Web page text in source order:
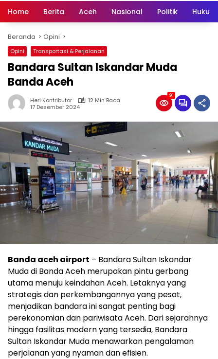
Home Berita Aceh Nasional Politik
Beranda Opini
Opini Transportasi & Perjalanan
Bandara Sultan Iskandar Muda
Banda Aceh
Heri Kontributor
12 Min Baca
17 Desember 2024
91
Banda aceh airport – Bandara Sultan Iskandar
Muda di Banda Aceh merupakan pintu gerbang
utama menuju keindahan Aceh. Letaknya yang
strategis dan perkembangannya yang pesat,
menjadikan bandara ini sangat penting bagi
perekonomian dan pariwisata Aceh. Dari sejarahnya
hingga fasilitas modern yang tersedia, Bandara
Sultan Iskandar Muda menawarkan pengalaman
perjalanan yang nyaman dan efisien.